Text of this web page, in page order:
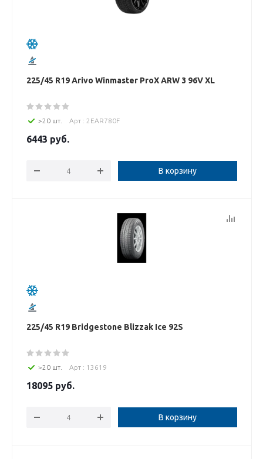
225/45 R19 Arivo Winmaster ProX ARW 3 96V XL
>20 шт. Арт : 2EAR780F
6443 руб.
В корзину
225/45 R19 Bridgestone Blizzak Ice 92S
>20 шт. Арт : 13619
18095 руб.
В корзину